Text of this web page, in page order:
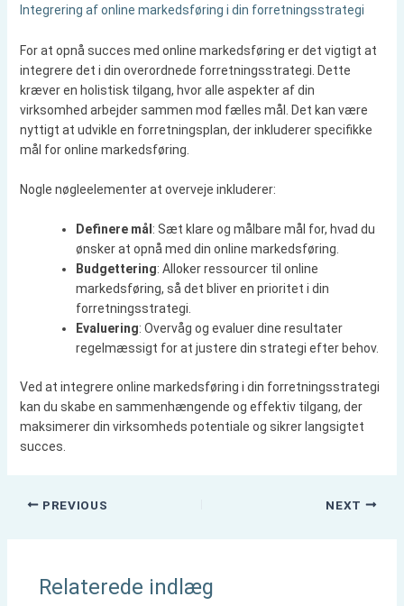
Integrering af online markedsføring i din forretningsstrategi
For at opnå succes med online markedsføring er det vigtigt at
integrere det i din overordnede forretningsstrategi. Dette
kræver en holistisk tilgang, hvor alle aspekter af din
virksomhed arbejder sammen mod fælles mål. Det kan være
nyttigt at udvikle en forretningsplan, der inkluderer specifikke
mål for online markedsføring.
Nogle nøgleelementer at overveje inkluderer:
Definere mål : Sæt klare og målbare mål for, hvad du
ønsker at opnå med din online markedsføring.
Budgettering: Alloker ressourcer til online
markedsføring, så det bliver en prioritet i din
forretningsstrategi.
Evaluering: Overvåg og evaluer dine resultater
regelmæssigt for at justere din strategi efter behov.
Ved at integrere online markedsføring i din forretningsstrategi
kan du skabe en sammenhængende og effektiv tilgang, der
maksimerer din virksomheds potentiale og sikrer langsigtet
succes.
PREVIOUS NEXT
Relaterede indlæg